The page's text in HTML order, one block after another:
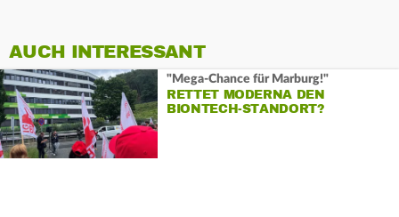
AUCH INTERESSANT
"Mega-Chance für Marburg!"
RETTET MODERNA DEN
BIONTECH-STANDORT?